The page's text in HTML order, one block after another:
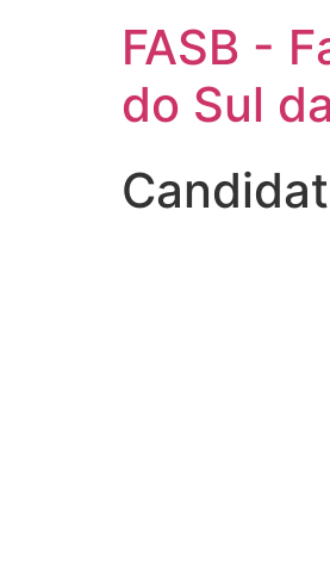
FASB -
do Sul